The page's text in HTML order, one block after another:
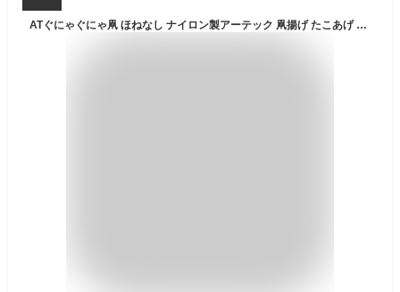
ATぐにゃぐにゃ凧 ほねなし ナイロン製アーテック 凧揚げ たこあげ 工作キット 伝承玩具 手作り凧 お正月 お絵かき オレンジ 凧紐